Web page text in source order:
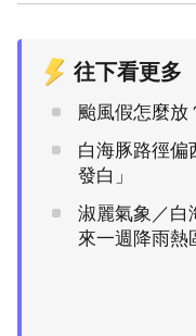
往下看更多
颱風假怎麼放
白海豚路徑偏
發白」
淑麗氣象／白
來一週降雨熱